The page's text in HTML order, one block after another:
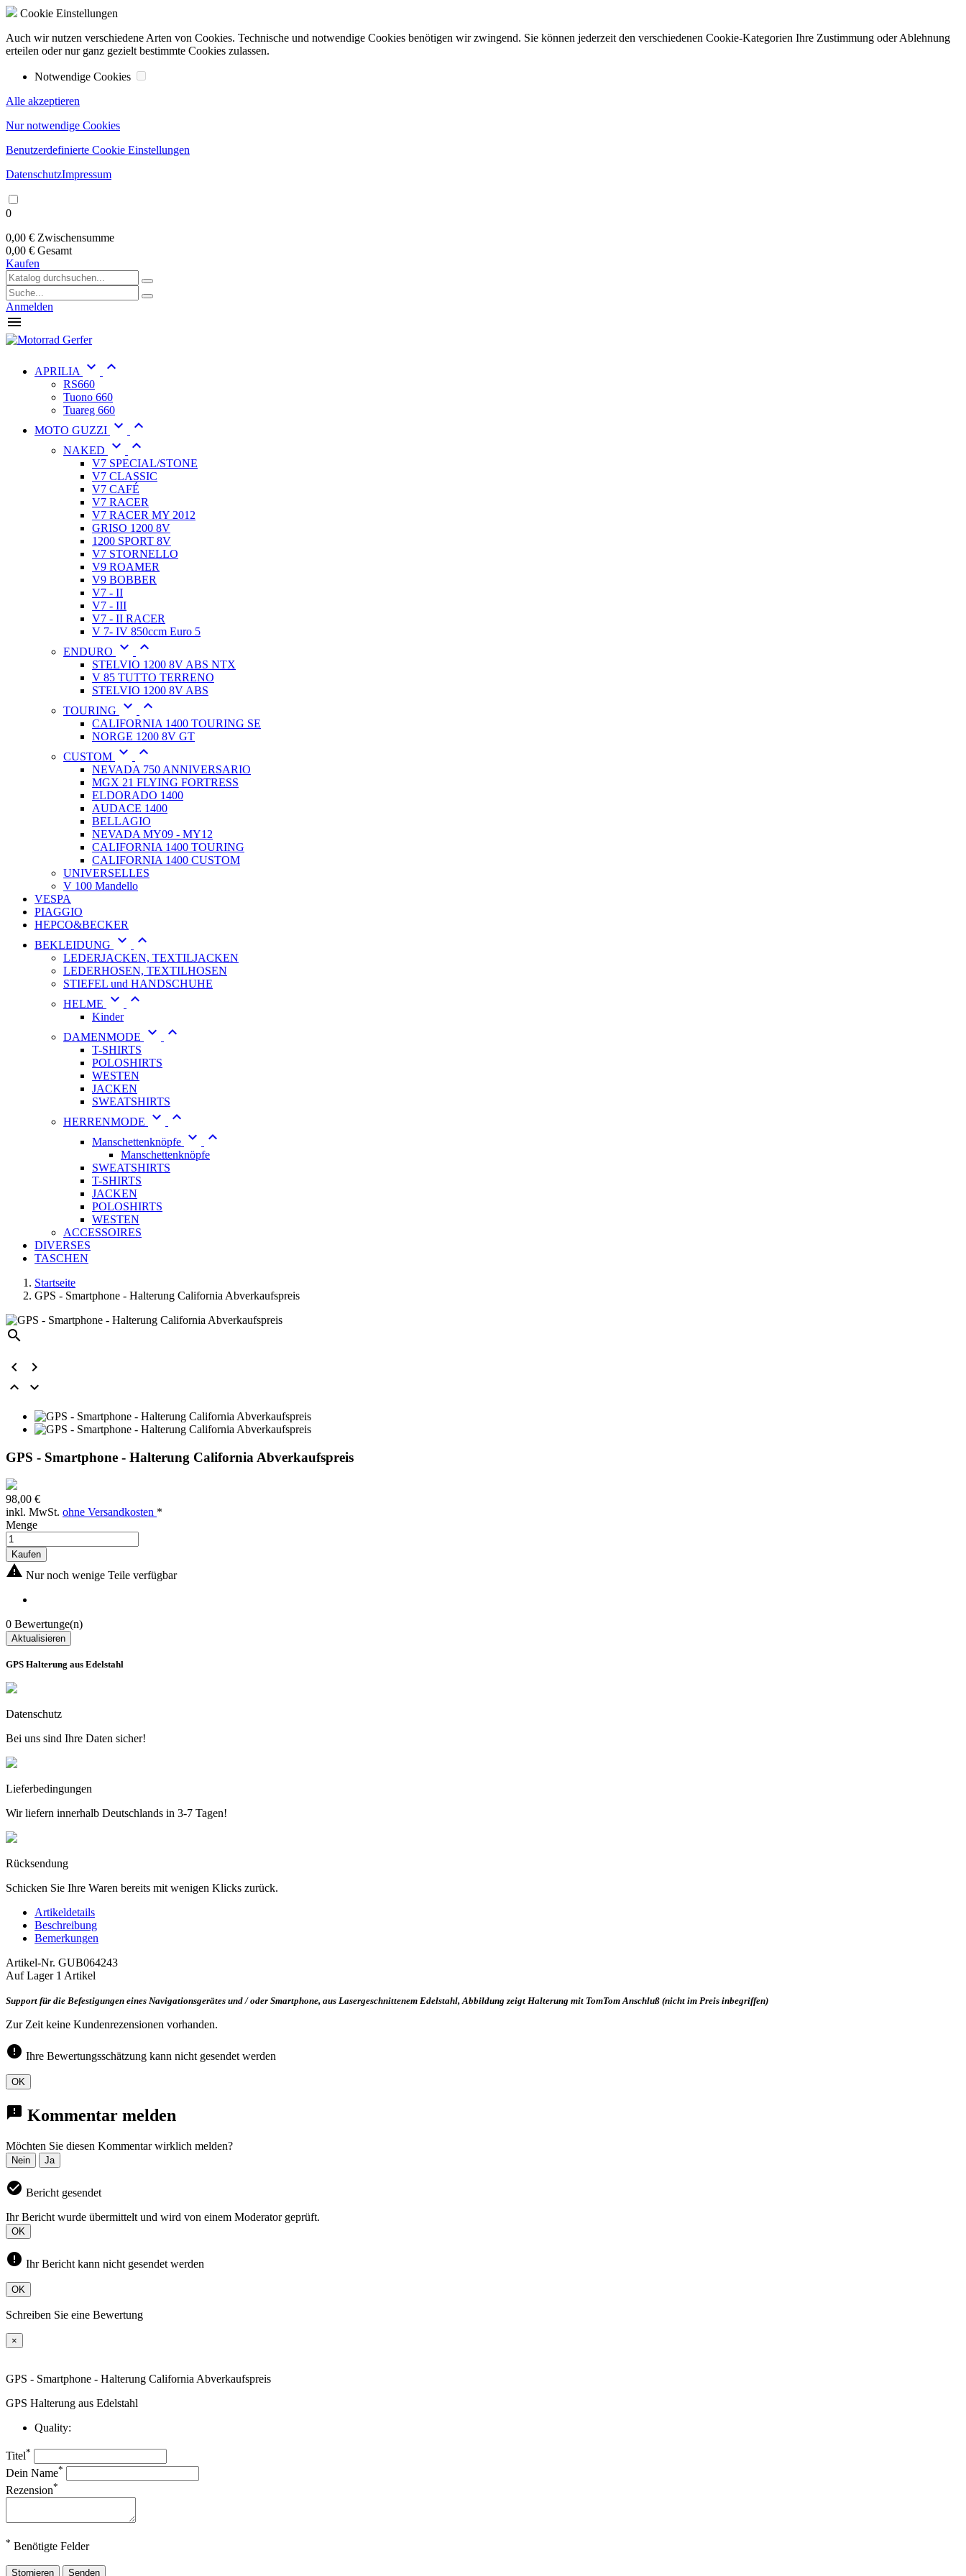
Cookie Einstellungen
Auch wir nutzen verschiedene Arten von Cookies. Technische und notwendige Cookies benötigen wir zwingend. Sie können jederzeit den verschiedenen Cookie-Kategorien Ihre Zustimmung oder Ablehnung
erteilen oder nur ganz gezielt bestimmte Cookies zulassen.
Notwendige Cookies
Alle akzeptieren
Nur notwendige Cookies
Benutzerdefinierte Cookie Einstellungen
DatenschutzImpressum
0
0,00 € Zwischensumme
0,00 € Gesamt
Kaufen
Anmelden

APRILIA  
RS660
Tuono 660
Tuareg 660
MOTO GUZZI  
NAKED  
V7 SPECIAL/STONE
V7 CLASSIC
V7 CAFÉ
V7 RACER
V7 RACER MY 2012
GRISO 1200 8V
1200 SPORT 8V
V7 STORNELLO
V9 ROAMER
V9 BOBBER
V7 - II
V7 - III
V7 - II RACER
V 7- IV 850ccm Euro 5
ENDURO
 
STELVIO 1200 8V ABS NTX
V 85 TUTTO TERRENO
STELVIO 1200 8V ABS
TOURING
 
CALIFORNIA 1400 TOURING SE
NORGE 1200 8V GT
CUSTOM  
NEVADA 750 ANNIVERSARIO
MGX 21 FLYING FORTRESS
ELDORADO 1400
AUDACE 1400
BELLAGIO
NEVADA MY09 - MY12
CALIFORNIA 1400 TOURING
CALIFORNIA 1400 CUSTOM
UNIVERSELLES
V 100 Mandello
VESPA
PIAGGIO
HEPCO&BECKER
BEKLEIDUNG
 
LEDERJACKEN, TEXTILJACKEN
LEDERHOSEN, TEXTILHOSEN
STIEFEL und HANDSCHUHE
HELME
 
Kinder
DAMENMODE
 
T-SHIRTS
POLOSHIRTS
WESTEN
JACKEN
SWEATSHIRTS
HERRENMODE
 
Manschettenknöpfe  
Manschettenknöpfe
SWEATSHIRTS
T-SHIRTS
JACKEN
POLOSHIRTS
WESTEN
ACCESSOIRES
DIVERSES
TASCHEN
Startseite
GPS - Smartphone - Halterung California Abverkaufspreis





GPS - Smartphone - Halterung California Abverkaufspreis
98,00 €
inkl. MwSt. ohne Versandkosten *
Menge
Kaufen
 Nur noch wenige Teile verfügbar
0 Bewertunge(n)
GPS Halterung aus Edelstahl
Datenschutz
Bei uns sind Ihre Daten sicher!
Lieferbedingungen
Wir liefern innerhalb Deutschlands in 3-7 Tagen!
Rücksendung
Schicken Sie Ihre Waren bereits mit wenigen Klicks zurück.
Artikeldetails
Beschreibung
Bemerkungen
Artikel-Nr. GUB064243
Auf Lager 1 Artikel
Support für die Befestigungen eines Navigationsgerätes und / oder Smartphone, aus Lasergeschnittenem Edelstahl, Abbildung zeigt Halterung mit TomTom Anschluß (nicht im Preis inbegriffen)
Zur Zeit keine Kundenrezensionen vorhanden.
error Ihre Bewertungsschätzung kann nicht gesendet werden
OK
feedback Kommentar melden
Möchten Sie diesen Kommentar wirklich melden?
Nein Ja
check_circle Bericht gesendet
Ihr Bericht wurde übermittelt und wird von einem Moderator geprüft.
OK
error Ihr Bericht kann nicht gesendet werden
OK
Schreiben Sie eine Bewertung
×
GPS - Smartphone - Halterung California Abverkaufspreis
GPS Halterung aus Edelstahl
Quality:
Titel*
Dein Name*
Rezension*
* Benötigte Felder
Stornieren Senden